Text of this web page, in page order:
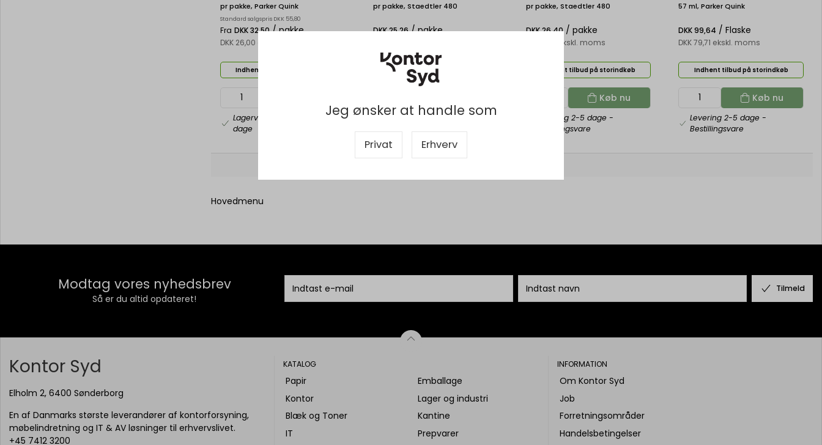
Jeg ønsker at handle som
Privat Erhverv
pr pakke, Parker Quink
Standard salgspris DKK 55,80
Fra DKK 32,50 / pakke
DKK 26,00 ekskl. moms
Indhent tilbud på storindkøb
Lagervare
dage
pr pakke, Staedtler 480
DKK 25,26 / pakke
Indhent tilbud på storindkøb
Levering 2-5 dage -
pr pakke, Staedtler 480
DKK 26,40 / pakke
DKK 21,12 ekskl. moms
Indhent tilbud på storindkøb
Køb nu
Levering 2-5 dage -
Bestillingsvare
57 ml, Parker Quink
DKK 99,64 / Flaske
DKK 79,71 ekskl. moms
Indhent tilbud på storindkøb
Køb nu
Levering 2-5 dage-
Bestillingsvare
Hovedmenu
Modtag vores nyhedsbrev
Så er du altid opdateret!
Tilmeld
Kontor Syd
Elholm 2, 6400 Sønderborg
En af Danmarks største leverandører af kontorforsyning,
møbelindretning og IT & AV løsninger til erhvervslivet.
+45 7412 3200
KATALOG
Papir
Kontor
Blæk og Toner
IT
Emballage
Lager og industri
Kantine
Prepvarer
INFORMATION
Om Kontor Syd
Job
Forretningsområder
Handelsbetingelser